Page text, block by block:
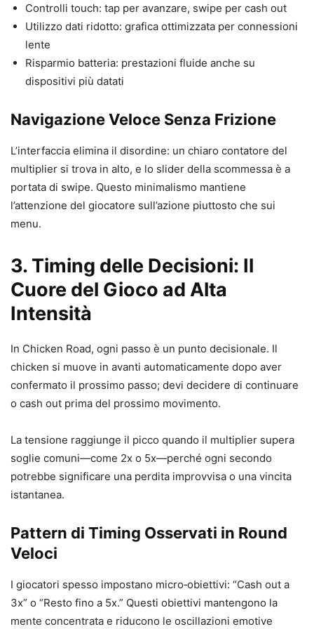
Controlli touch: tap per avanzare, swipe per cash out
Utilizzo dati ridotto: grafica ottimizzata per connessioni
lente
Risparmio batteria: prestazioni fluide anche su
dispositivi più datati
Navigazione Veloce Senza Frizione
L’interfaccia elimina il disordine: un chiaro contatore del
multiplier si trova in alto, e lo slider della scommessa è a
portata di swipe. Questo minimalismo mantiene
l’attenzione del giocatore sull’azione piuttosto che sui
menu.
3. Timing delle Decisioni: Il
Cuore del Gioco ad Alta
Intensità
In Chicken Road, ogni passo è un punto decisionale. Il
chicken si muove in avanti automaticamente dopo aver
confermato il prossimo passo; devi decidere di continuare
o cash out prima del prossimo movimento.
La tensione raggiunge il picco quando il multiplier supera
soglie comuni—come 2x o 5x—perché ogni secondo
potrebbe significare una perdita improvvisa o una vincita
istantanea.
Pattern di Timing Osservati in Round
Veloci
I giocatori spesso impostano micro‑obiettivi: “Cash out a
3x” o “Resto fino a 5x.” Questi obiettivi mantengono la
mente concentrata e riducono le oscillazioni emotive